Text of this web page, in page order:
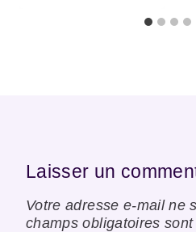
Laisser un
Votre adresse e-mail ne
champs obligatoires